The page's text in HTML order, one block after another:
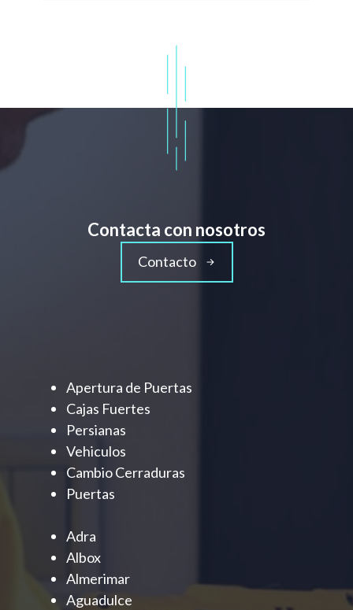
Contacta con nosotros
Contacto
Apertura de Puertas
Cajas Fuertes
Persianas
Vehiculos
Cambio Cerraduras
Puertas
Adra
Albox
Almerimar
Aguadulce